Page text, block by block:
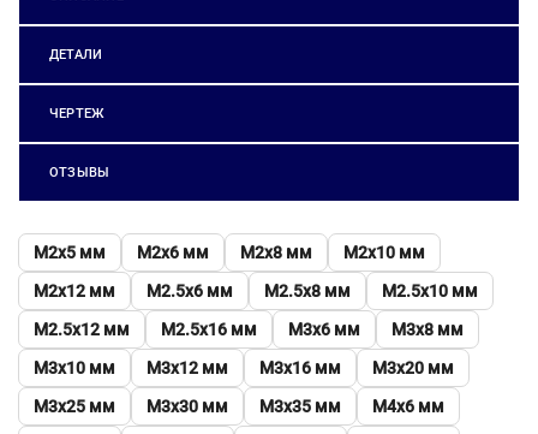
ДЕТАЛИ
ЧЕРТЕЖ
ОТЗЫВЫ
М2х5 мм М2х6 мм М2х8 мм
М2х10 мм
М2х12 мм
М2.5х6 мм М2.5х8 мм
М2.5х10 мм
М2.5х12 мм
М2.5х16 мм М3х6 мм
М3х8 мм
М3х10 мм
М3х12 мм М3х16 мм
М3х20 мм
М3х25 мм
М3х30 мм М3х35 мм
М4х6 мм